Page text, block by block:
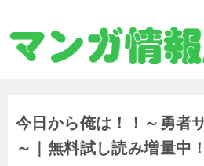
今日から俺は！！～勇者
～｜無料試し読み増量中！